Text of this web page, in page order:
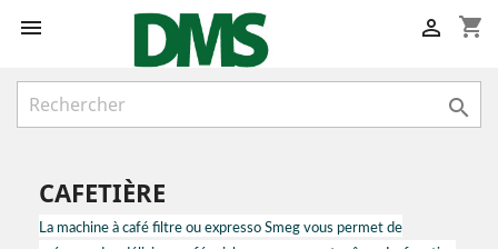
 shopping_cart


CAFETIÈRE
La machine à café filtre ou expresso Smeg vous permet de